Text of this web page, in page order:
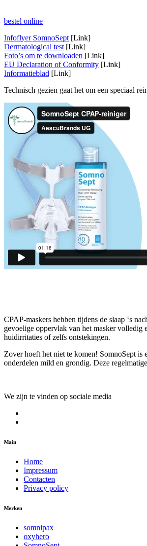
bestel online
Infoflyer SomnoSept [Link]
Dermatological test [Link]
Foto’s om te downloaden [Link]
EU Declaration of Conformity [Link]
Informatieblad [Link]
Technisch gezien gaat het om een speciaal
CPAP-maskers hebben tijdens de slaap ‘s
gevoelige oppervlak van het masker volledig
huidirritaties of zelfs ontstekingen.
Zover hoeft het niet te komen! SomnoSept
onderdelen mild en grondig. Deze
We zijn te vinden op sociale media
Main
Home
Impressum
Contacten
Privacy policy
Merken
somnipax
oxyhero